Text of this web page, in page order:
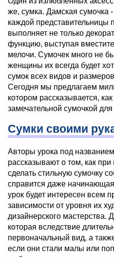
же, сумка. Дамская сумочка
каждой представительницы
выполняет не только
функцию, выступая
мелочи. Сумочек много не
женщины их всегда будет
сумок всех видов и
Сегодня мы предлагаем
котором рассказывается,
замечательной сумочкой
Сумки своими
Авторы урока под
рассказывают о том, как
сделать стильную сумочку
справится даже
урок будет интересен всем
зависимости от уровня их
дизайнерского мастерства.
которая вследствие
первоначальный вид, а
если они стали малы или